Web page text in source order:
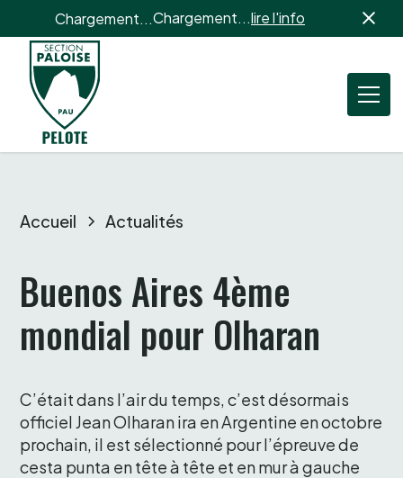
Chargement...Chargement...lire l'info
Accueil Actualités
Buenos Aires 4ème
mondial pour Olharan
C’était dans l’air du temps, c’est désormais
officiel Jean Olharan ira en Argentine en octobre
prochain, il est sélectionné pour l’épreuve de
cesta punta en tête à tête et en mur à gauche